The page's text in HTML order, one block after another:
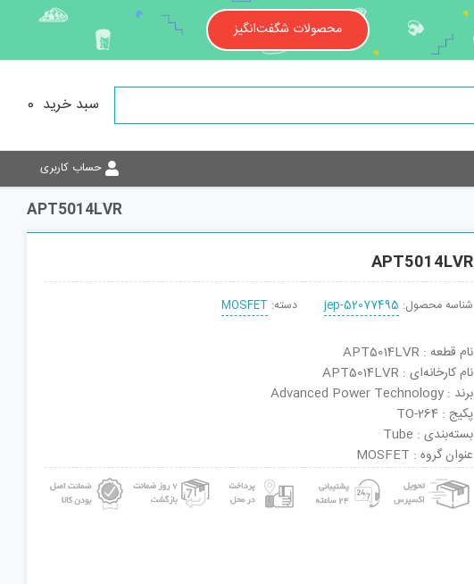
محصولات شگفت‌انگیز
سبد خرید 0
حساب کاربری
APT5014LVR
APT5014LVR
شناسه محصول: jep-52077495 دسته: MOSFET
نام قطعه : APT5014LVR
نام کارخانه‌ای : APT5014LVR
برند : Advanced Power Technology
پکیج : TO-264
بسته‌بندی : Tube
عنوان گروه : MOSFET